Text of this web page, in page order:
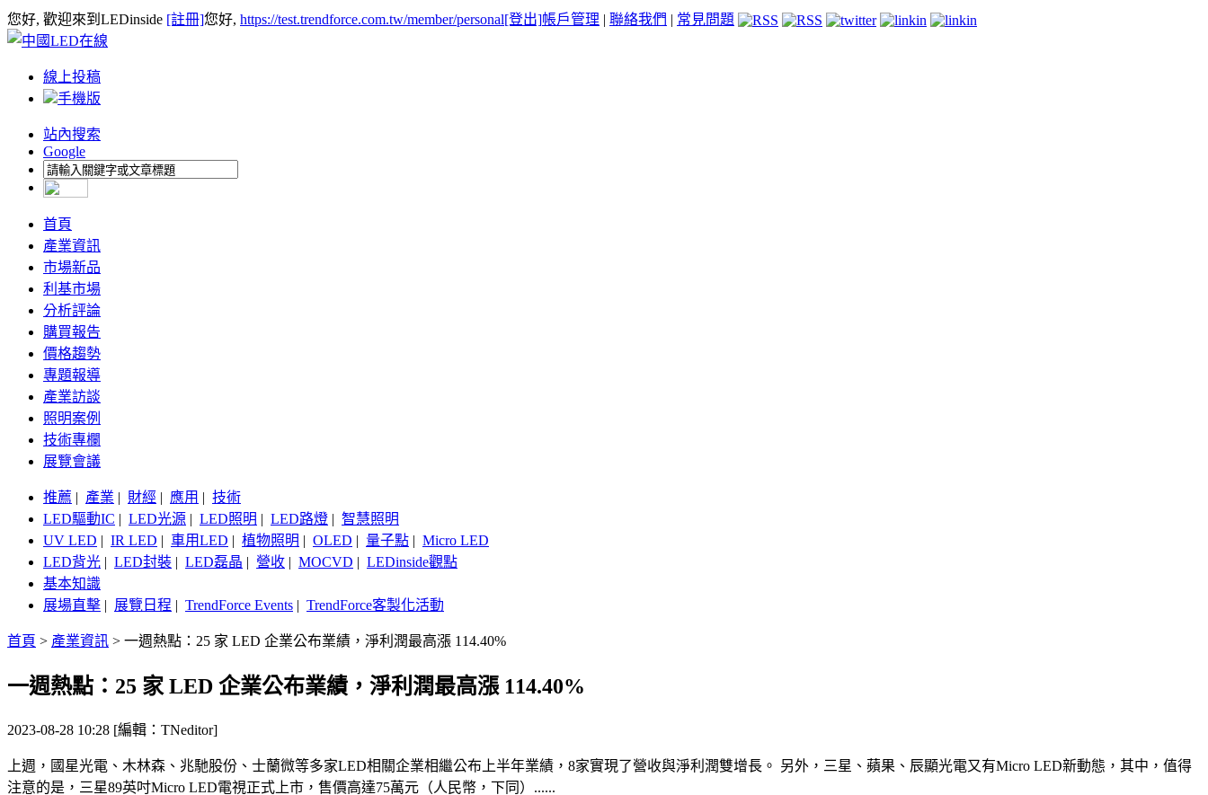
您好, 歡迎來到LEDinside [註冊]您好, https://test.trendforce.com.tw/member/personal[登出]帳戶管理 | 聯絡我們 | 常見問題
線上投稿
手機版
站內搜索
Google
首頁
產業資訊
市場新品
利基市場
分析評論
購買報告
價格趨勢
專題報導
產業訪談
照明案例
技術專欄
展覽會議
推薦 | 產業 | 財經 | 應用 | 技術
LED驅動IC | LED光源 | LED照明 | LED路燈 | 智慧照明
UV LED | IR LED | 車用LED | 植物照明 | OLED | 量子點 | Micro LED
LED背光 | LED封裝 | LED磊晶 | 營收 | MOCVD | LEDinside觀點
基本知識
展場直擊 | 展覽日程 | TrendForce Events | TrendForce客製化活動
首頁 > 產業資訊 > 一週熱點：25 家 LED 企業公布業績，淨利潤最高漲 114.40%
一週熱點：25 家 LED 企業公布業績，淨利潤最高漲 114.40%
2023-08-28 10:28 [編輯：TNeditor]
上週，國星光電、木林森、兆馳股份、士蘭微等多家LED相關企業相繼公布上半年業績，8家實現了營收與淨利潤雙增長。 另外，三星、蘋果、辰顯光電又有Micro LED新動態，其中，值得
注意的是，三星89英吋Micro LED電視正式上市，售價高達75萬元（人民幣，下同）......